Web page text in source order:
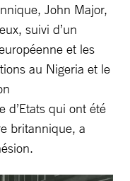
John Major,
suivi d’un
et les
au Nigeria et le
d’Etats qui ont été
britannique, a